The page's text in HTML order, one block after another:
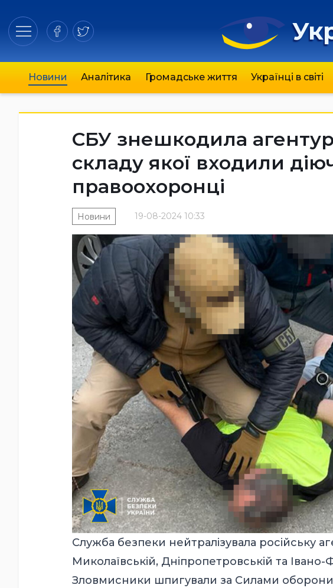
Новини Аналітика Громадське життя Українці в світі
СБУ знешкодила
складу якої входили
правоохоронці
19-08-2024 10:33
Новини
Служба безпеки нейтралізувала російську
Миколаївській, Дніпропетровській та Івано-
Зловмисники шпигували за Силами